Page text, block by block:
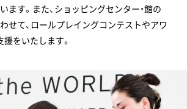
ます。また、ショッピングセンター・館の
せて、ロールプレイングコンテストやアワ
援をいたします。